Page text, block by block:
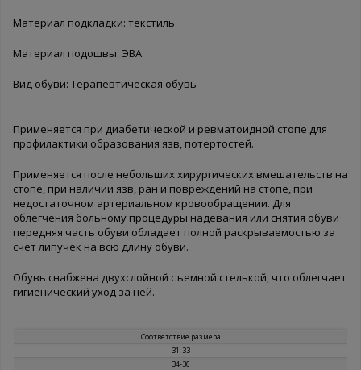
Материал подкладки: текстиль
Материал подошвы: ЭВА
Вид обуви: Терапевтическая обувь
Применяется при диабетической и ревматоидной стопе для
профилактики образования язв, потертостей.
Применяется после небольших хирургических вмешательств на
стопе, при наличии язв, ран и повреждений на стопе, при
недостаточном артериальном кровообращении. Для
облегчения больному процедуры надевания или снятия обуви
передняя часть обуви обладает полной раскрываемостью за
счет липучек на всю длину обуви.
Обувь снабжена двухслойной съемной стелькой, что облегчает
гигиенический уход за ней.
Соответствие размера
31-33
34-36